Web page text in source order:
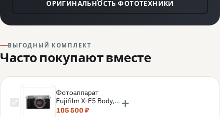
ОРИГИНАЛЬНОСТЬ ФОТОТЕХНИКИ
ВЫГОДНЫЙ КОМПЛЕКТ
Часто покупают вместе
Фотоаппарат
Fujifilm X-E5 Body,
серебро
105 500 ₽
+